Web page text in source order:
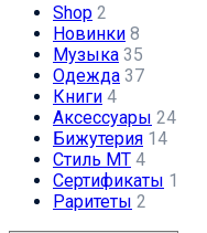
Shop 2
Новинки 8
Музыка 35
Одежда 37
Книги 4
Аксессуары 24
Бижутерия 14
Стиль МТ 4
Сертификаты 1
Раритеты 2